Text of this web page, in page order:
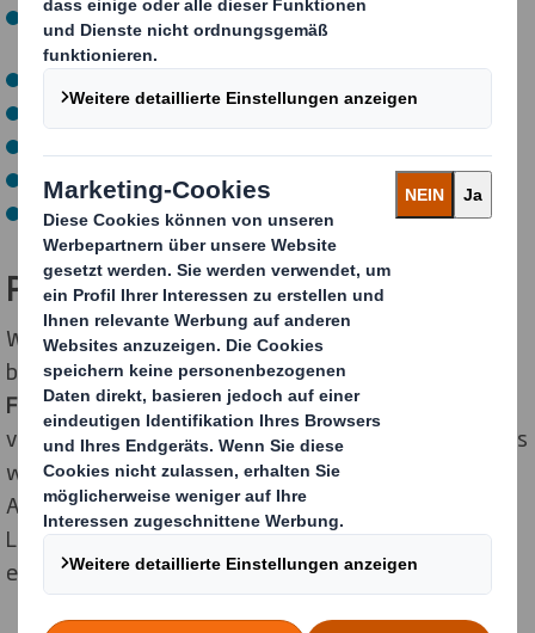
Fähigkeit Herausforderungen zu erkennen und zu
lösen
Interesse an wirtschaftlichen Zusammenhängen
Ausgeprägte Kommunikationsfähigkeit
Teamfähigkeit
Flexibilität und Mobilität
Packende Perspektiven
Wir haben das Ziel, Dir während Deines Studiums ein
breitesGrundlagenwissensowiespezifische
Fachkenntnissein dem für Dich relevanten Bereich zu
vermitteln. Gleichzeitig möchten wir Dir beweisen, dass
wir ein attraktiver Arbeitgeber sind, denn nach
Abschluss Deines Studiums wollen wir Dich bei guter
Leistung in einer verantwortungsvollen Position
einstellen.